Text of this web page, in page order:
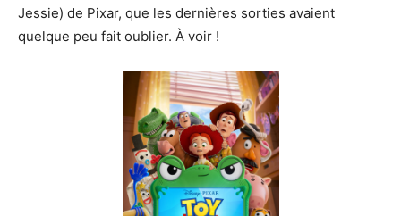
Jessie) de Pixar, que les dernières sorties avaient
quelque peu fait oublier. À voir !